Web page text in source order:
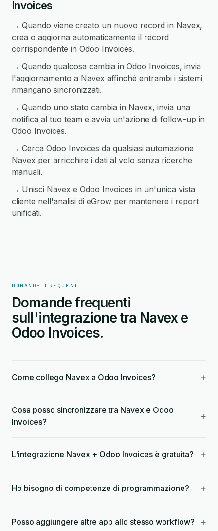
Invoices
→ Quando viene creato un nuovo record in Navex,
crea o aggiorna automaticamente il record
corrispondente in Odoo Invoices.
→ Quando qualcosa cambia in Odoo Invoices, invia
l'aggiornamento a Navex affinché entrambi i sistemi
rimangano sincronizzati.
→ Quando uno stato cambia in Navex, invia una
notifica al tuo team e avvia un'azione di follow-up in
Odoo Invoices.
→ Cerca Odoo Invoices da qualsiasi automazione
Navex per arricchire i dati al volo senza ricerche
manuali.
→ Unisci Navex e Odoo Invoices in un'unica vista
cliente nell'analisi di eGrow per mantenere i report
unificati.
DOMANDE FREQUENTI
Domande frequenti
sull'integrazione tra Navex e
Odoo Invoices.
Come collego Navex a Odoo Invoices? +
Cosa posso sincronizzare tra Navex e Odoo
Invoices?
+
L'integrazione Navex + Odoo Invoices è gratuita? +
Ho bisogno di competenze di programmazione? +
Posso aggiungere altre app allo stesso workflow? +